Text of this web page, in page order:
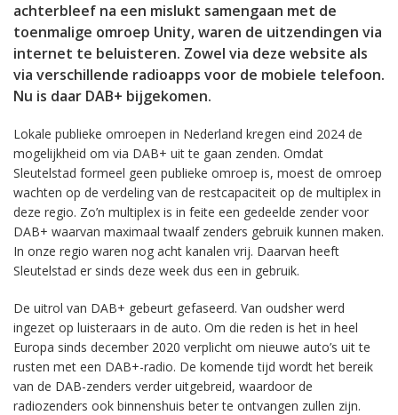
achterbleef na een mislukt samengaan met de
toenmalige omroep Unity, waren de uitzendingen via
internet te beluisteren. Zowel via deze website als
via verschillende radioapps voor de mobiele telefoon.
Nu is daar DAB+ bijgekomen.
Lokale publieke omroepen in Nederland kregen eind 2024 de
mogelijkheid om via DAB+ uit te gaan zenden. Omdat
Sleutelstad formeel geen publieke omroep is, moest de omroep
wachten op de verdeling van de restcapaciteit op de multiplex in
deze regio. Zo’n multiplex is in feite een gedeelde zender voor
DAB+ waarvan maximaal twaalf zenders gebruik kunnen maken.
In onze regio waren nog acht kanalen vrij. Daarvan heeft
Sleutelstad er sinds deze week dus een in gebruik.
De uitrol van DAB+ gebeurt gefaseerd. Van oudsher werd
ingezet op luisteraars in de auto. Om die reden is het in heel
Europa sinds december 2020 verplicht om nieuwe auto’s uit te
rusten met een DAB+-radio. De komende tijd wordt het bereik
van de DAB-zenders verder uitgebreid, waardoor de
radiozenders ook binnenshuis beter te ontvangen zullen zijn.